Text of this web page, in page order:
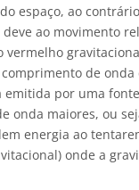
espaço, ao
ao movimento
vermelho
de onda
emitida por uma
onda maiores, ou
energia ao
onde a